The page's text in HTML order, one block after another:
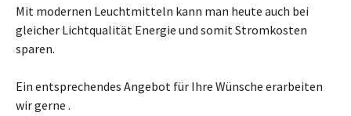
Mit modernen Leuchtmitteln kann man heute auch bei
gleicher Lichtqualität Energie und somit Stromkosten
sparen.
Ein entsprechendes Angebot für Ihre Wünsche erarbeiten
wir gerne .